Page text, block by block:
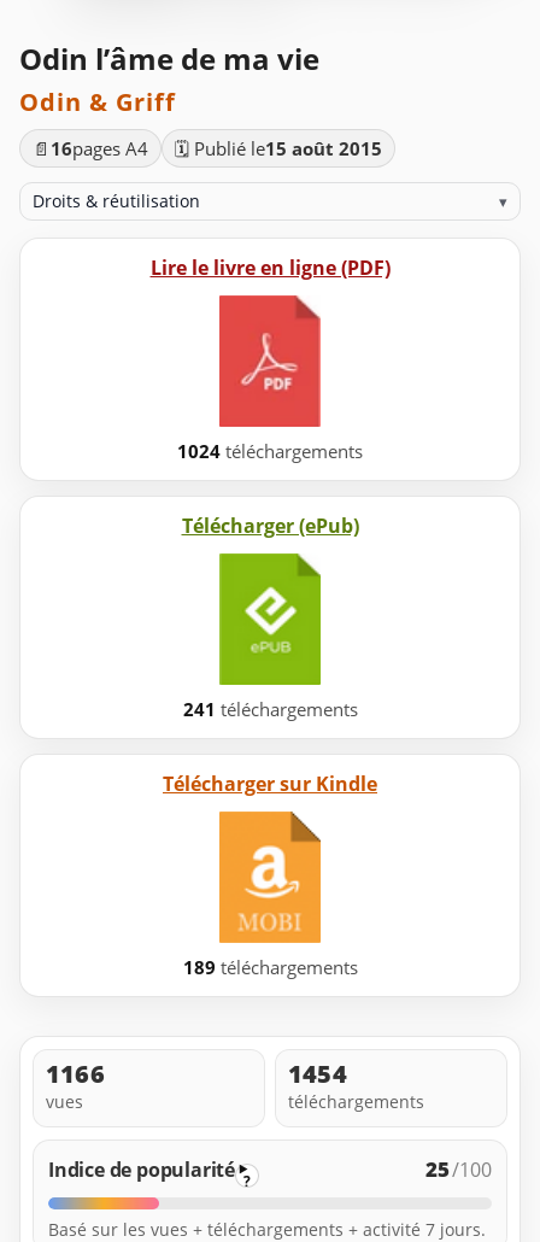
Odin l’âme de ma vie
Odin & Griff
📄 16pages A4 🗓️ Publié le15 août 2015
Droits & réutilisation ▾
Lire le livre en ligne (PDF)
1024 téléchargements
Télécharger (ePub)
241 téléchargements
Télécharger sur Kindle
189 téléchargements
1166
vues
1454
téléchargements
Indice de popularité ? 25/100
Basé sur les vues + téléchargements + activité 7 jours.